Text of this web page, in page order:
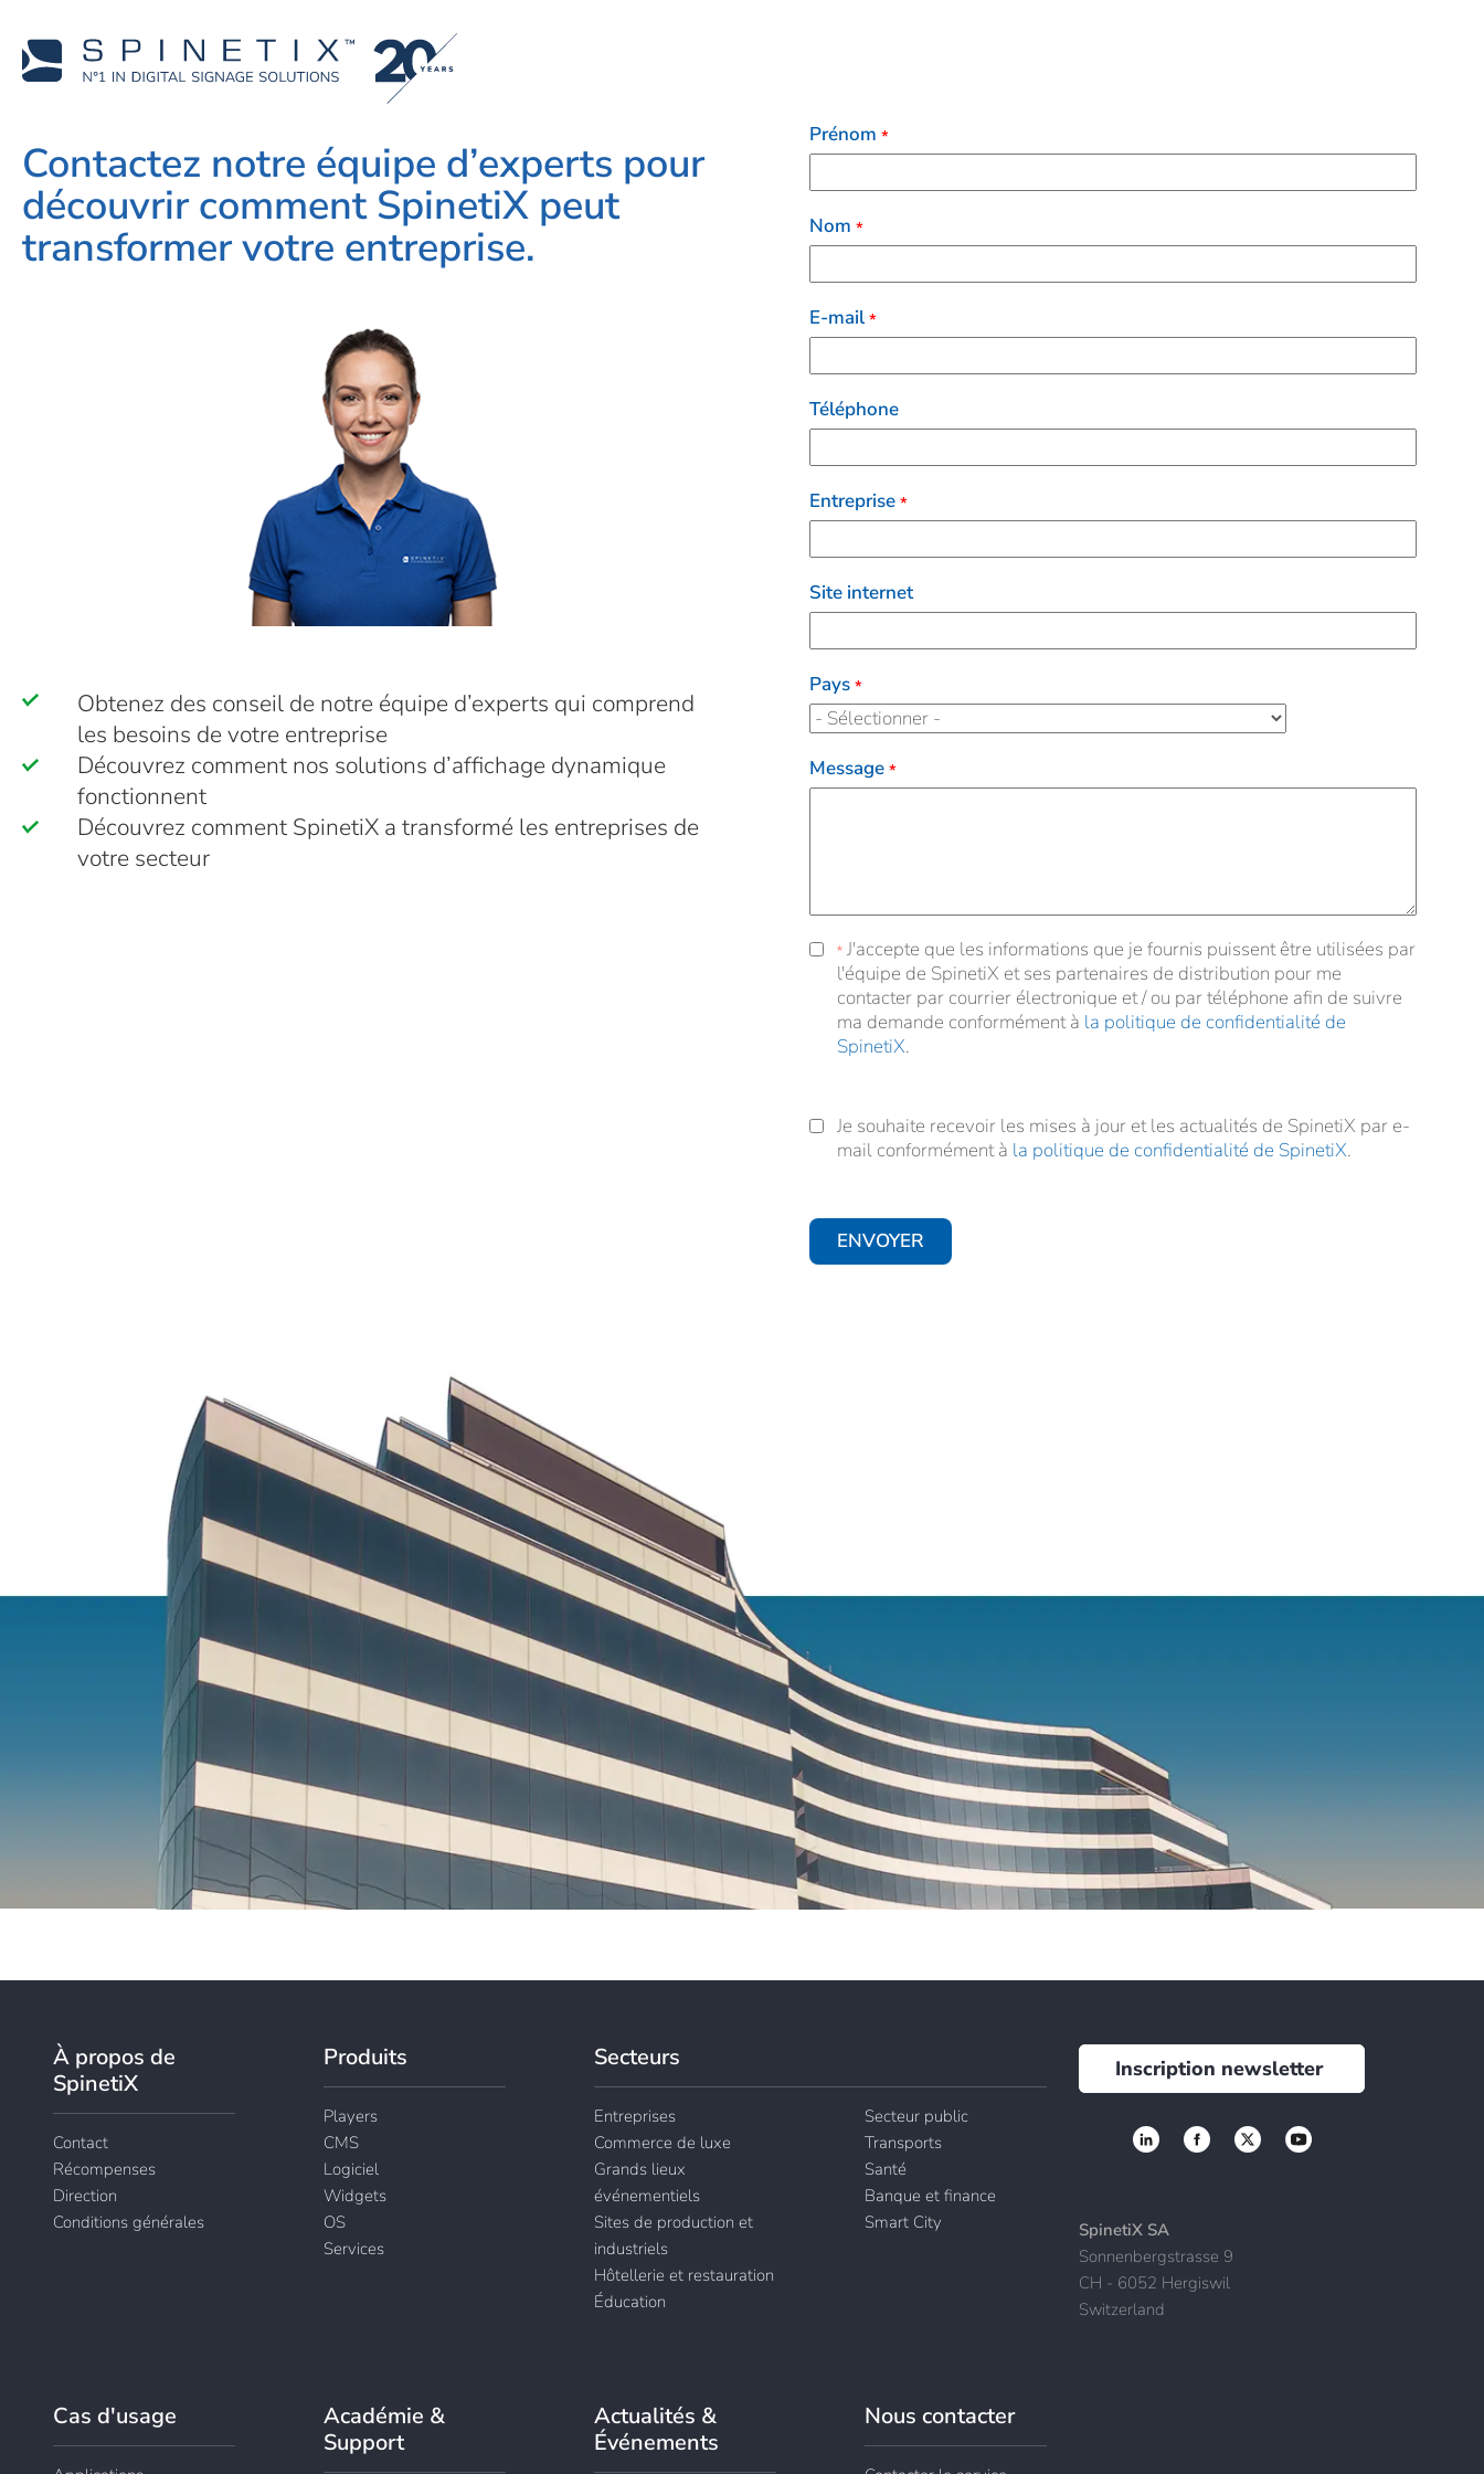
Contactez notre équipe d’experts pour
découvrir comment SpinetiX peut
transformer votre entreprise.
Obtenez des conseil de notre équipe d’experts qui comprend
les besoins de votre entreprise
Découvrez comment nos solutions d’affichage dynamique
fonctionnent
Découvrez comment SpinetiX a transformé les entreprises de
votre secteur
Prénom *
Nom *
E-mail *
Téléphone
Entreprise *
Site internet
Pays *
Message *
J'accepte que les informations que je fournis puissent être utilisées par
par téléphone afin de suivre ma demande conformément à
* J'accepte que les informations que je fournis puissent être utilisées par
l'équipe de SpinetiX et ses partenaires de distribution pour me
contacter par courrier électronique et / ou par téléphone afin de suivre
ma demande conformément à la politique de confidentialité de
SpinetiX.
Je souhaite recevoir les mises à jour et les actualités de SpinetiX par e-mail
Je souhaite recevoir les mises à jour et les actualités de SpinetiX par e-
mail conformément à la politique de confidentialité de SpinetiX.
À propos de
SpinetiX
Contact
Récompenses
Direction
Conditions générales
Produits
Players
CMS
Logiciel
Widgets
OS
Services
Secteurs
Entreprises
Commerce de luxe
Grands lieux
événementiels
Sites de production et
industriels
Hôtellerie et restauration
Éducation
Secteur public
Transports
Santé
Banque et finance
Smart City
Cas d'usage
Académie &
Support
Actualités &
Événements
Nous contacter
Inscription newsletter
SpinetiX SA
Sonnenbergstrasse 9
CH - 6052 Hergiswil
Switzerland